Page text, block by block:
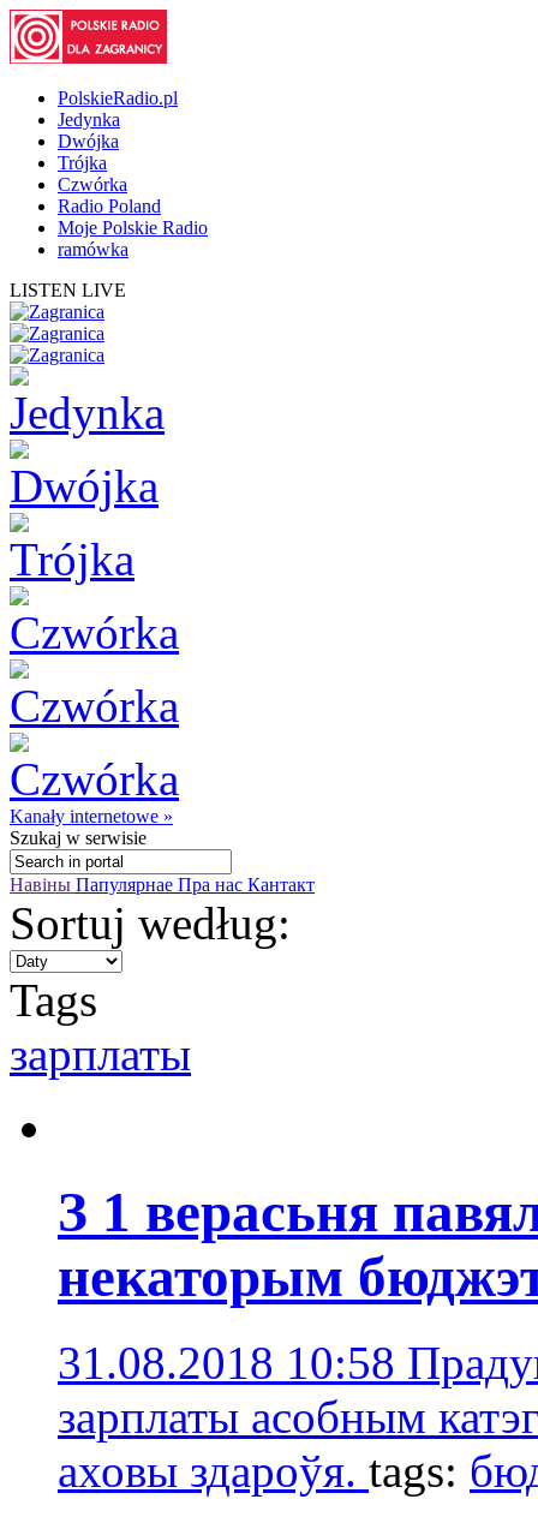
PolskieRadio.pl
Jedynka
Dwójka
Trójka
Czwórka
Radio Poland
Moje Polskie Radio
ramówka
LISTEN LIVE
Kanały internetowe »
Szukaj w serwisie
Навіны Папулярнае Пра нас Кантакт
Sortuj według:
Tags
зарплаты
З 1 верасьня
некаторым
31.08.2018 10:58
зарплаты асобным
аховы здароўя. tags: